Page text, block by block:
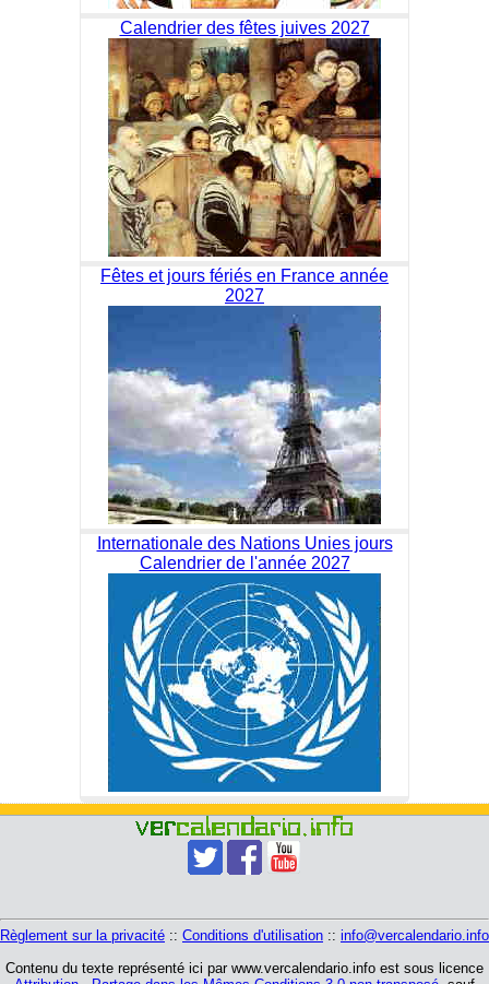
Calendrier des fêtes juives 2027
Fêtes et jours fériés en France année
2027
Internationale des Nations Unies jours
Calendrier de l'année 2027
Règlement sur la privacité :: Conditions d'utilisation :: info@vercalendario.info
Contenu du texte représenté ici par www.vercalendario.info est sous licence